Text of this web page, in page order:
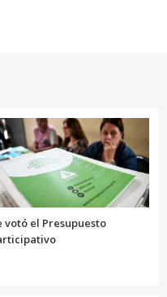
votó el Presupuesto